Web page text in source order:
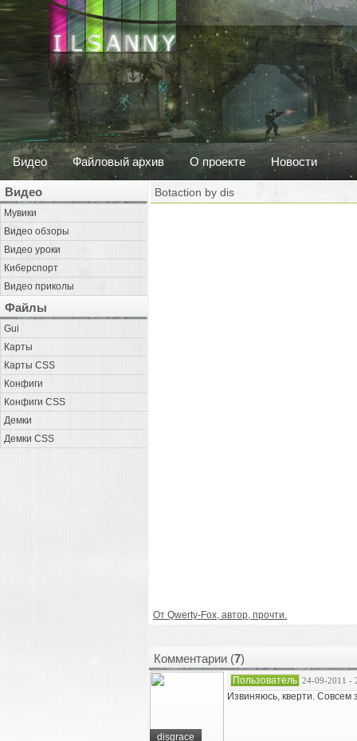
Видео Файловый архив О проекте Новости
Видео
Мувики
Видео обзоры
Видео уроки
Киберспорт
Видео приколы
Файлы
Gui
Карты
Карты CSS
Конфиги
Конфиги CSS
Демки
Демки CSS
Botaction by dis
От Qwerty-Fox, автор, прочти.
Комментарии (7)
disgrace
Пользователь 24-09-2011 -
Извиняюсь, кверти. Совсем